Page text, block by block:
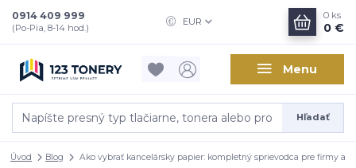
Menu
EUR
Hľadať
0914 409 999
(Po-Pia, 8-14 hod.)
0 ks
0 €
Úvod Blog
Ako vybrať kancelársky papier: kompletný sprievodca pre firmy a